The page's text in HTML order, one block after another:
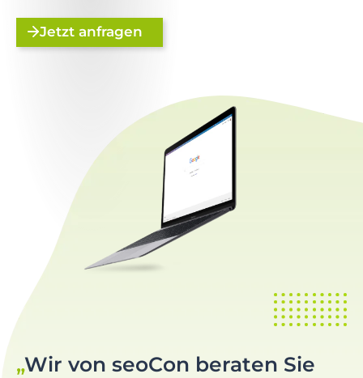
k
Jetzt anfragen
Wir von seoCon beraten Sie